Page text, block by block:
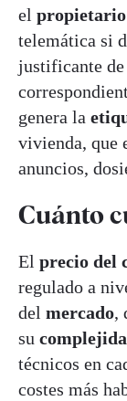
el propietario
telemática si
justificante de
genera la
vivienda, que
anuncios,
Cuánto
El precio del
regulado a
del mercado,
su
técnicos en
costes más